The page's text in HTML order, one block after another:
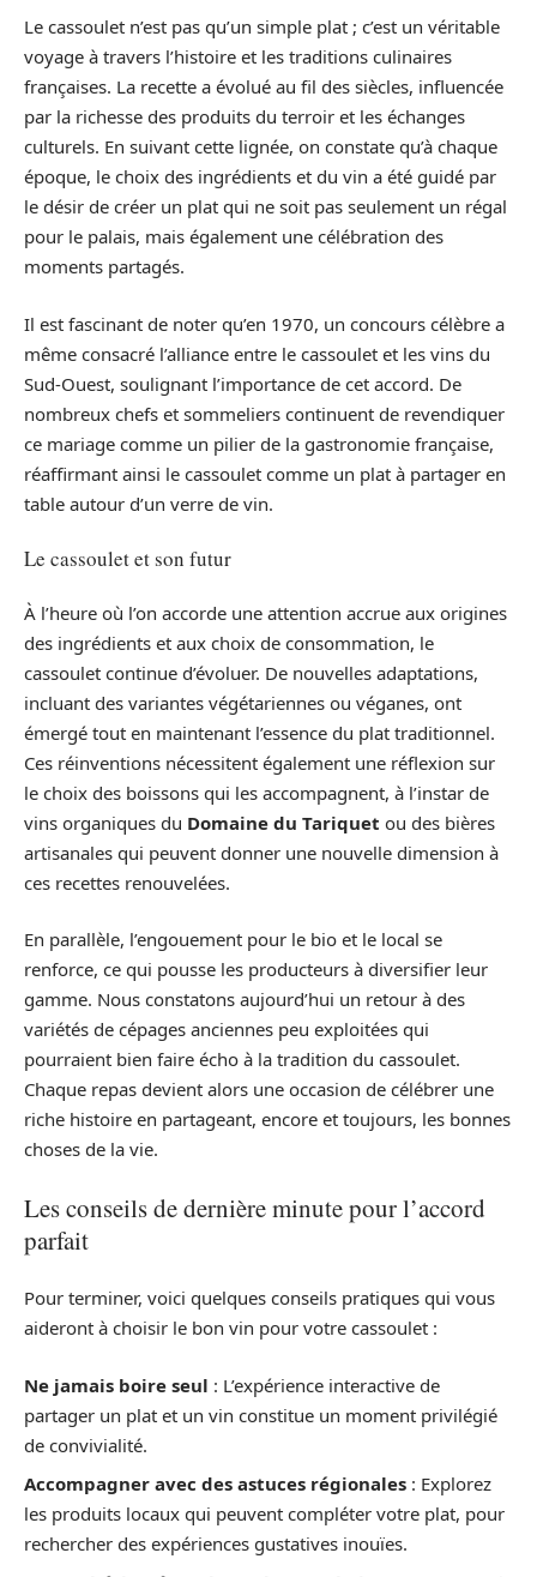
Le cassoulet n’est pas qu’un simple plat ; c’est un véritable
voyage à travers l’histoire et les traditions culinaires
françaises. La recette a évolué au fil des siècles, influencée
par la richesse des produits du terroir et les échanges
culturels. En suivant cette lignée, on constate qu’à chaque
époque, le choix des ingrédients et du vin a été guidé par
le désir de créer un plat qui ne soit pas seulement un régal
pour le palais, mais également une célébration des
moments partagés.
Il est fascinant de noter qu’en 1970, un concours célèbre a
même consacré l’alliance entre le cassoulet et les vins du
Sud-Ouest, soulignant l’importance de cet accord. De
nombreux chefs et sommeliers continuent de revendiquer
ce mariage comme un pilier de la gastronomie française,
réaffirmant ainsi le cassoulet comme un plat à partager en
table autour d’un verre de vin.
Le cassoulet et son futur
À l’heure où l’on accorde une attention accrue aux origines
des ingrédients et aux choix de consommation, le
cassoulet continue d’évoluer. De nouvelles adaptations,
incluant des variantes végétariennes ou véganes, ont
émergé tout en maintenant l’essence du plat traditionnel.
Ces réinventions nécessitent également une réflexion sur
le choix des boissons qui les accompagnent, à l’instar de
vins organiques du Domaine du Tariquet ou des bières
artisanales qui peuvent donner une nouvelle dimension à
ces recettes renouvelées.
En parallèle, l’engouement pour le bio et le local se
renforce, ce qui pousse les producteurs à diversifier leur
gamme. Nous constatons aujourd’hui un retour à des
variétés de cépages anciennes peu exploitées qui
pourraient bien faire écho à la tradition du cassoulet.
Chaque repas devient alors une occasion de célébrer une
riche histoire en partageant, encore et toujours, les bonnes
choses de la vie.
Les conseils de dernière minute pour l’accord
parfait
Pour terminer, voici quelques conseils pratiques qui vous
aideront à choisir le bon vin pour votre cassoulet :
Ne jamais boire seul : L’expérience interactive de
partager un plat et un vin constitue un moment privilégié
de convivialité.
Accompagner avec des astuces régionales : Explorez
les produits locaux qui peuvent compléter votre plat, pour
rechercher des expériences gustatives inouïes.